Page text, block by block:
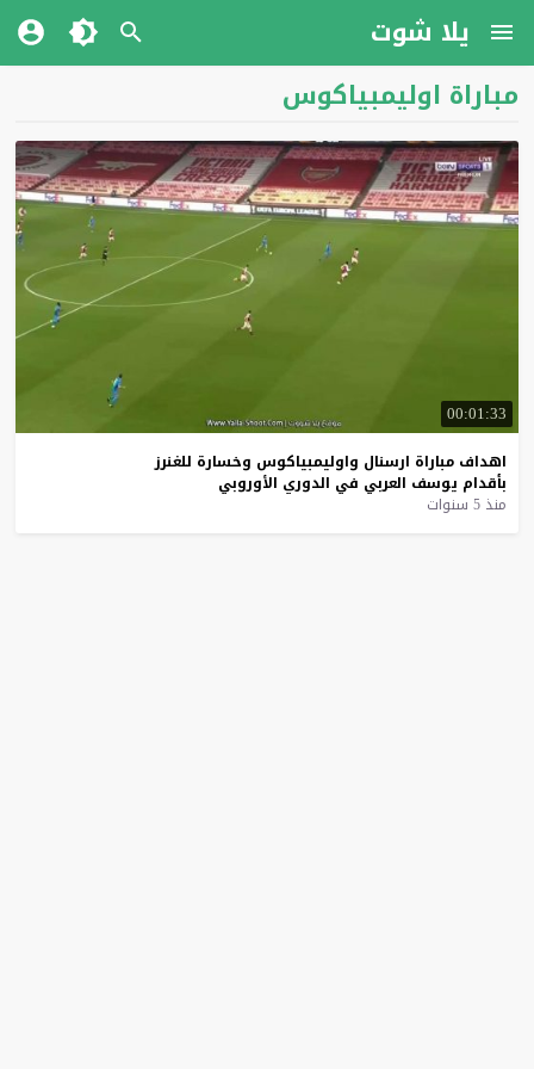
يلا شوت
مباراة اوليمبياكوس
00:01:33
اهداف مباراة ارسنال واوليمبياكوس وخسارة للغنرز
بأقدام يوسف العربي في الدوري الأوروبي
منذ 5 سنوات